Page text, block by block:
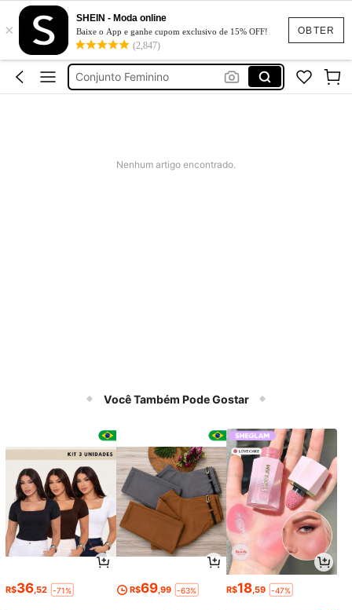
OBTER
×
SHEIN - Moda online
Baixe o App e ganhe cupom exclusivo de 15% OFF!
(2,847)
Calça Jeans Feminina
Vestido Feminino
Conjunto Feminino
Nenhum artigo encontrado.
Você Também Pode Gostar
R$36 ,52 -71% R$69 ,99 -63% R$18 ,59 -47%